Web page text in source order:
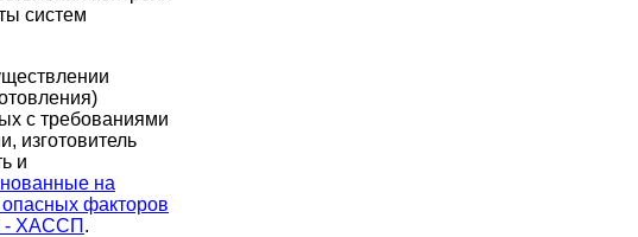
систем
с требованиями
изготовитель
и
на
факторов
- ХАССП .